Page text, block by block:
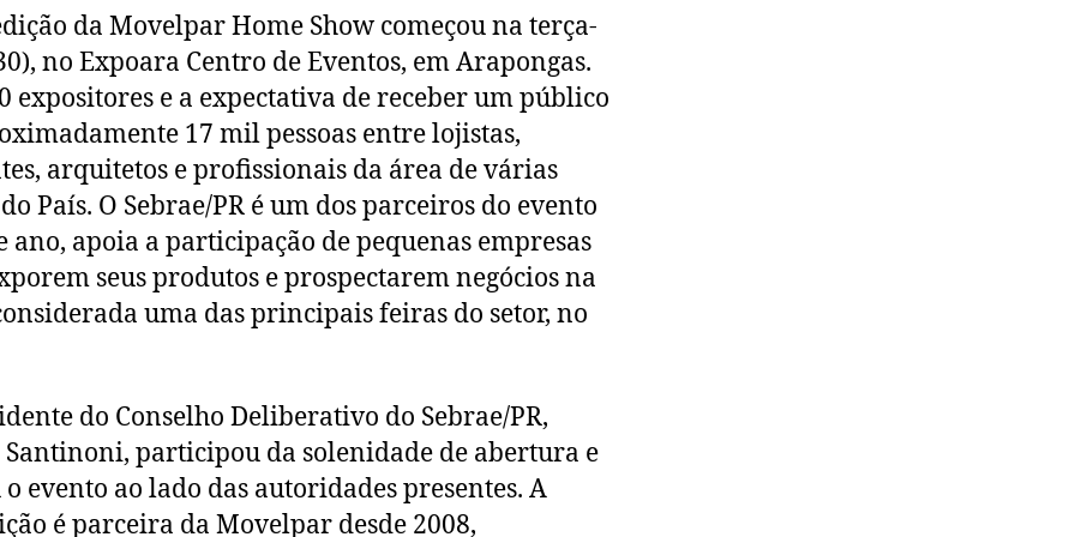
da Movelpar Home Show começou na terça-
no Expoara Centro de Eventos, em Arapongas.
expositores e a expectativa de receber um público
17 mil pessoas entre lojistas,
arquitetos e profissionais da área de várias
País. O Sebrae/PR é um dos parceiros do evento
ano, apoia a participação de pequenas empresas
seus produtos e prospectarem negócios na
uma das principais feiras do setor, no
do Conselho Deliberativo do Sebrae/PR,
participou da solenidade de abertura e
evento ao lado das autoridades presentes. A
é parceira da Movelpar desde 2008,